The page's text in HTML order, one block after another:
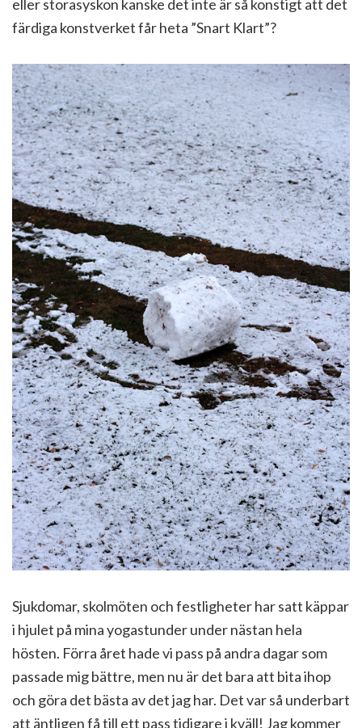
eller storasyskon kanske det inte är så konstigt att det
färdiga konstverket får heta ”Snart Klart”?
Sjukdomar, skolmöten och festligheter har satt käppar
i hjulet på mina yogastunder under nästan hela
hösten. Förra året hade vi pass på andra dagar som
passade mig bättre, men nu är det bara att bita ihop
och göra det bästa av det jag har. Det var så underbart
att äntligen få till ett pass tidigare i kväll! Jag kommer